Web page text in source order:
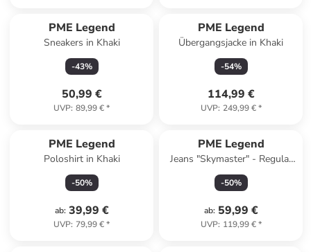
PME Legend
Sneakers in Khaki
-43%
50,99 €
UVP: 89,99 €*
PME Legend
Übergangsjacke in Khaki
-54%
114,99 €
UVP: 249,99 €*
PME Legend
Poloshirt in Khaki
-50%
ab: 39,99 €
UVP: 79,99 €*
PME Legend
Jeans "Skymaster" - Regular
fit - in Anthrazit
-50%
ab: 59,99 €
UVP: 119,99 €*